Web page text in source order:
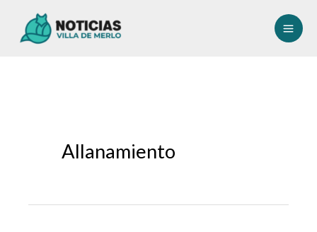
Allanamiento